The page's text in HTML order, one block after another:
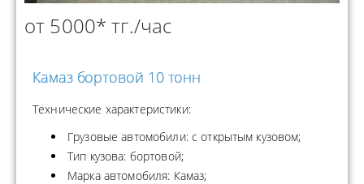
от 5000* тг./час
Камаз бортовой 10 тонн
Технические характеристики:
Грузовые автомобили: с открытым кузовом;
Тип кузова: бортовой;
Марка автомобиля: Камаз;